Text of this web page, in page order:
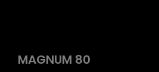
MAGNUM 80